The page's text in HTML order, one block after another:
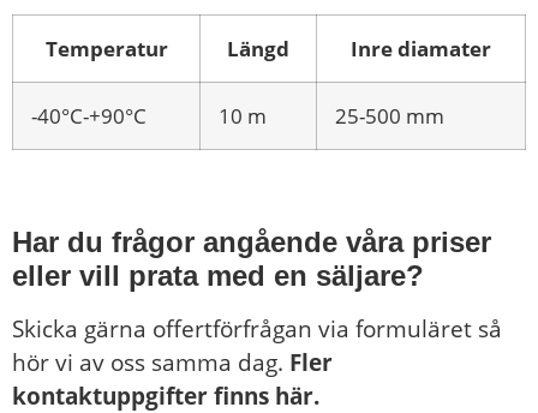
Temperatur Längd Inre diamater
-40°C-+90°C 10 m 25-500 mm
Har du frågor angående våra priser
eller vill prata med en säljare?
Skicka gärna offertförfrågan via formuläret så
hör vi av oss samma dag. Fler
kontaktuppgifter finns här.